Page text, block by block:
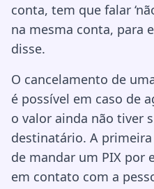
conta, tem que falar
na mesma conta, para
disse.
O cancelamento de
é possível em caso de
o valor ainda não tiver
destinatário. A
de mandar um PIX por
em contato com a